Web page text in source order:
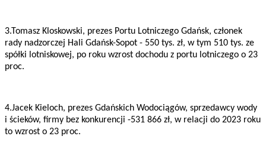
3.Tomasz Kloskowski, prezes Portu Lotniczego Gdańsk, członek
rady nadzorczej Hali Gdańsk-Sopot - 550 tys. zł, w tym 510 tys. ze
spółki lotniskowej, po roku wzrost dochodu z portu lotniczego o 23
proc.
4.Jacek Kieloch, prezes Gdańskich Wodociągów, sprzedawcy wody
i ścieków, firmy bez konkurencji -531 866 zł, w relacji do 2023 roku
to wzrost o 23 proc.